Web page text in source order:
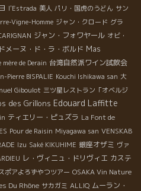
l'Estrada 美人 パリ・国虎のうどん サン
Vigne-Homme ジャン・クロード グラ
ジャン・フォワヤール オビ・
ドメーヌ・ド・ラ・ボルド Mas
mère de Derain 台湾自然派ワイン試飲会
Pierre BISPALIE Kouchi Ishikawa san 大
Giboulot 三ツ星レストラン「オベルジ
des Grillons Edouard Laffitte
ティエリー・ピュズラ La Font de
Pour de Raisin Miyagawa san VENSKAB
Izu Saké KIKUHIME 銀座オザミ ヴァ
レ・ヴィニュ・ドリヴィエ カステ
ポアよろずやつツアー OSAKA Vin Nature
Du Rhône サカガミ ALLIQ ムーラン・